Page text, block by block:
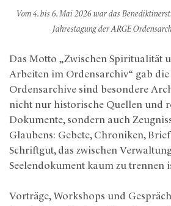
Vom 4. bis 6. Mai 2026 war das
Jahrestagung der ARGE
Das Motto „Zwischen Spiritualität
Arbeiten im Ordensarchiv“ gab
Ordensarchive sind besondere
nicht nur historische Quellen und
Dokumente, sondern auch
Glaubens: Gebete, Chroniken,
Schriftgut, das zwischen
Seelendokument kaum zu trennen
Vorträge, Workshops und